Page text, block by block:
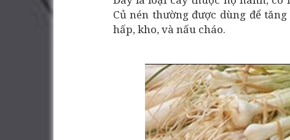
Củ nén thường được dùng để
hấp, kho, và nấu cháo.